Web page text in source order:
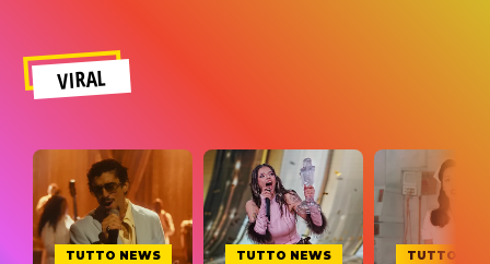
VIRAL
TUTTO NEWS TUTTO NEWS TUTTO